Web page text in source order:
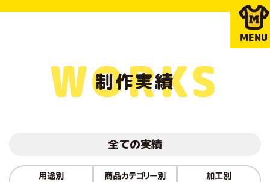
MENU
制作実績
WORKS
全ての実績
用途別 商品カテゴリー別 加工別